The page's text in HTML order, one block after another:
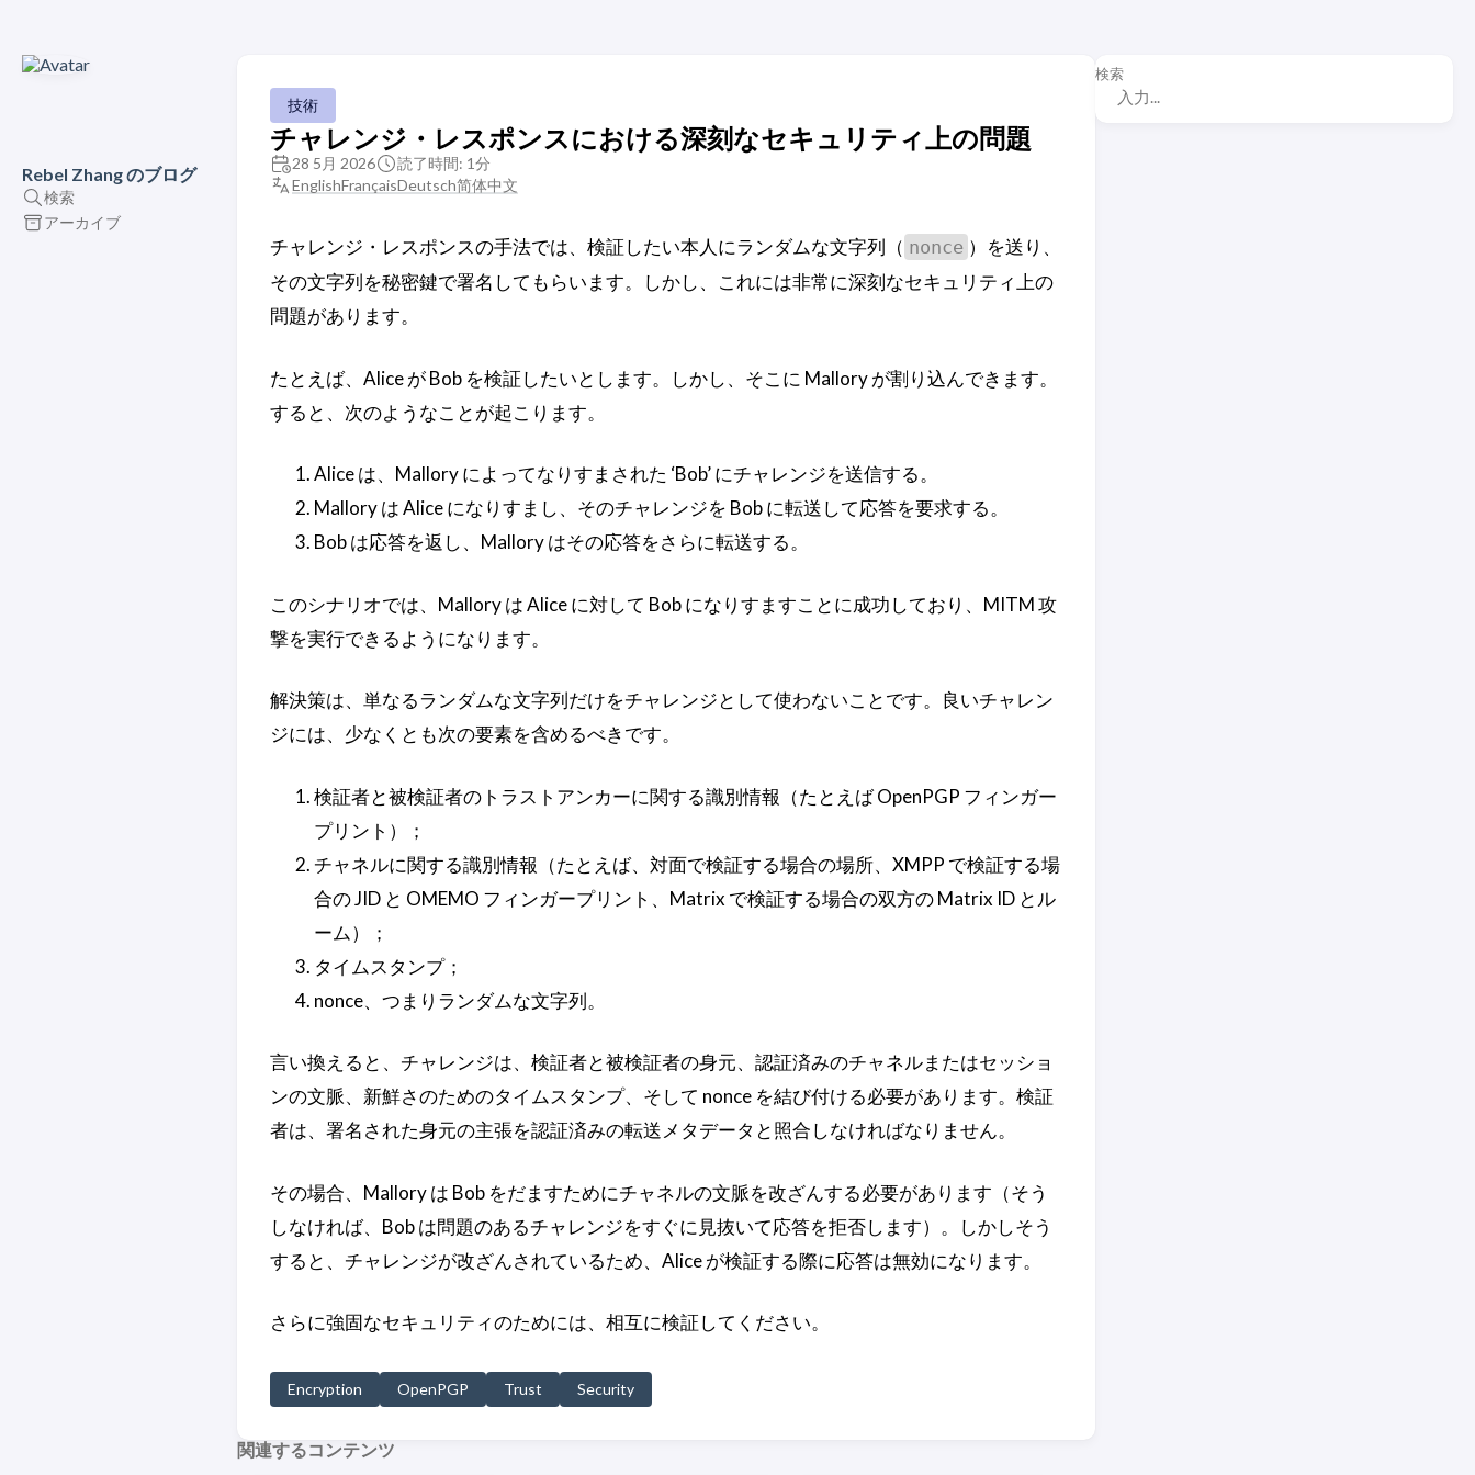
Rebel Zhang のブログ
検索
アーカイブ
検索
技術
チャレンジ・レスポンスにおける深刻なセキュリティ上の問題
28 5月 2026
読了時間: 1分
EnglishFrançaisDeutsch简体中文
チャレンジ・レスポンスの手法では、検証したい本人にランダムな文字列（ nonce ）を送り、
その文字列を秘密鍵で署名してもらいます。しかし、これには非常に深刻なセキュリティ上の
問題があります。
たとえば、Alice が Bob を検証したいとします。しかし、そこに Mallory が割り込んできます。
すると、次のようなことが起こります。
Alice は、Mallory によってなりすまされた ‘Bob’ にチャレンジを送信する。
Mallory は Alice になりすまし、そのチャレンジを Bob に転送して応答を要求する。
Bob は応答を返し、Mallory はその応答をさらに転送する。
このシナリオでは、Mallory は Alice に対して Bob になりすますことに成功しており、MITM 攻
撃を実行できるようになります。
解決策は、単なるランダムな文字列だけをチャレンジとして使わないことです。良いチャレン
ジには、少なくとも次の要素を含めるべきです。
検証者と被検証者のトラストアンカーに関する識別情報（たとえば OpenPGP フィンガー
プリント）；
チャネルに関する識別情報（たとえば、対面で検証する場合の場所、XMPP で検証する場
合の JID と OMEMO フィンガープリント、Matrix で検証する場合の双方の Matrix ID とル
ーム）；
タイムスタンプ；
nonce、つまりランダムな文字列。
言い換えると、チャレンジは、検証者と被検証者の身元、認証済みのチャネルまたはセッショ
ンの文脈、新鮮さのためのタイムスタンプ、そして nonce を結び付ける必要があります。検証
者は、署名された身元の主張を認証済みの転送メタデータと照合しなければなりません。
その場合、Mallory は Bob をだますためにチャネルの文脈を改ざんする必要があります（そう
しなければ、Bob は問題のあるチャレンジをすぐに見抜いて応答を拒否します）。しかしそう
すると、チャレンジが改ざんされているため、Alice が検証する際に応答は無効になります。
さらに強固なセキュリティのためには、相互に検証してください。
Encryption OpenPGP Trust Security
関連するコンテンツ